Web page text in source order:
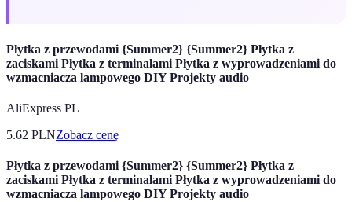
Płytka z przewodami {Summer2} {Summer2} Płytka z
zaciskami Płytka z terminalami Płytka z wyprowadzeniami do
wzmacniacza lampowego DIY Projekty audio
AliExpress PL
5.62 PLNZobacz cenę
Płytka z przewodami {Summer2} {Summer2} Płytka z
zaciskami Płytka z terminalami Płytka z wyprowadzeniami do
wzmacniacza lampowego DIY Projekty audio